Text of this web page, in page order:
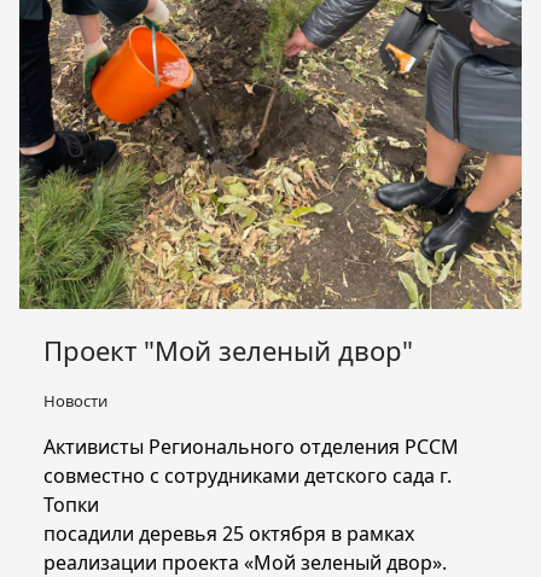
Проект "Мой зеленый двор"
Новости
Активисты Регионального отделения РССМ
совместно с сотрудниками детского сада г.
Топки
посадили деревья 25 октября в рамках
реализации проекта «Мой зеленый двор».